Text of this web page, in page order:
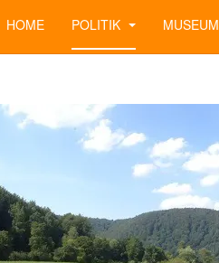
HOME POLITIK MUSEUM